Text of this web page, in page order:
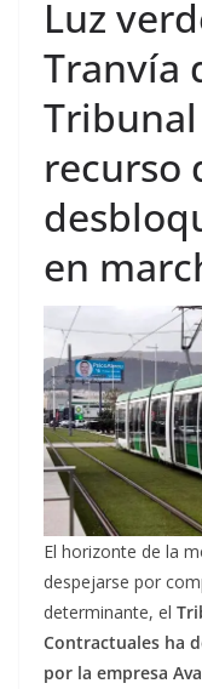
Luz
Tranvía
recurso
en
El horizonte de la
despejarse por
determinante, el
Contractuales ha
por la empresa